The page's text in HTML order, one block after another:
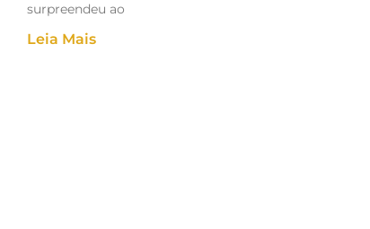
surpreendeu ao
Leia Mais